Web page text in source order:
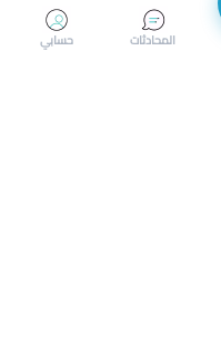
إجراء مكالمة
حسابي المحادثات